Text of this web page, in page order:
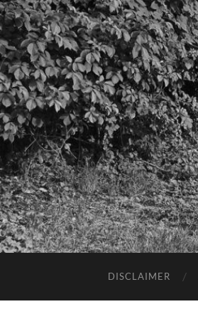
DISCLAIMER